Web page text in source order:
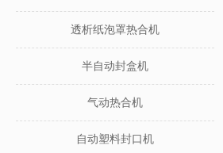
透析纸泡罩热合机
半自动封盒机
气动热合机
自动塑料封口机